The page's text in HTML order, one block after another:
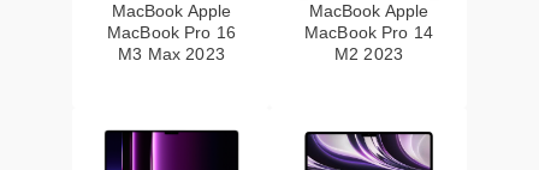
MacBook Apple
MacBook Pro 16
M3 Max 2023
MacBook Apple
MacBook Pro 14
M2 2023